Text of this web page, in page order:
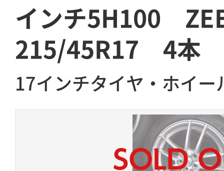
インチ5H100
215/45R17 4本
17インチタイヤ・ホイー